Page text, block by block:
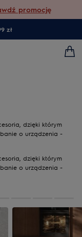
promocję
zł
dzięki którym
o urządzenia -
dzięki którym
o urządzenia -